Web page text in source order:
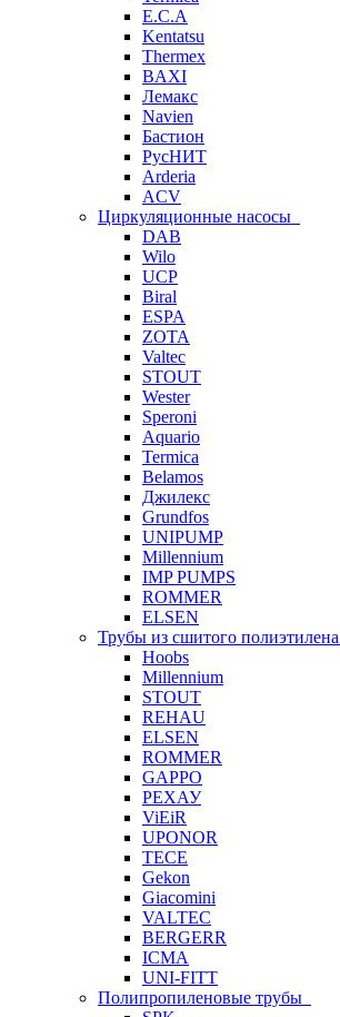
E.C.A
Kentatsu
Thermex
BAXI
Лемакс
Navien
Бастион
РусНИТ
Arderia
ACV
Циркуляционные насосы
DAB
Wilo
UCP
Biral
ESPA
ZOTA
Valtec
STOUT
Wester
Speroni
Aquario
Termica
Belamos
Джилекс
Grundfos
UNIPUMP
Millennium
IMP PUMPS
ROMMER
ELSEN
Трубы из сшитого полиэтилена
Hoobs
Millennium
STOUT
REHAU
ELSEN
ROMMER
GAPPO
РЕХАУ
ViEiR
UPONOR
TECE
Gekon
Giacomini
VALTEC
BERGERR
ICMA
UNI-FITT
Полипропиленовые трубы